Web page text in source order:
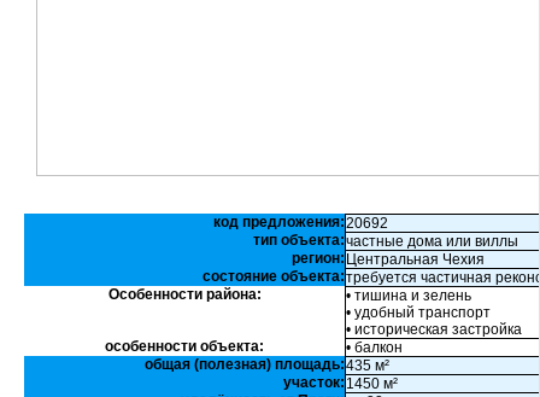
код предложения:20692
тип объекта:частные дома или виллы
регион: Центральная Чехия
состояние объекта:требуется частичная
Особенности района:
• тишина и зелень
• удобный транспорт
• историческая застройка
особенности объекта:
• балкон
общая (полезная) площадь:435 м²
участок: 1450 м²